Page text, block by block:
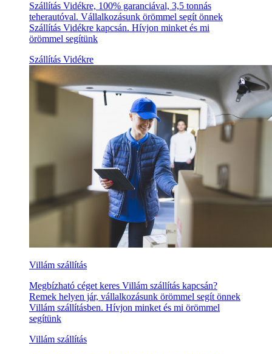
Szállítás Vidékre, 100% garanciával, 3,5 tonnás
teherautóval. Vállalkozásunk örömmel segít önnek
Szállítás Vidékre kapcsán. Hívjon minket és mi
örömmel segítünk
Szállítás Vidékre
Villám szállítás
Megbízható céget keres Villám szállítás kapcsán?
Remek helyen jár, vállalkozásunk örömmel segít önnek
Villám szállításben. Hívjon minket és mi örömmel
segítünk
Villám szállítás